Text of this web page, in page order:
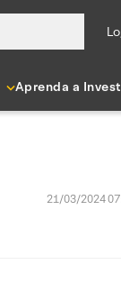
Aprenda a
21/03/2024